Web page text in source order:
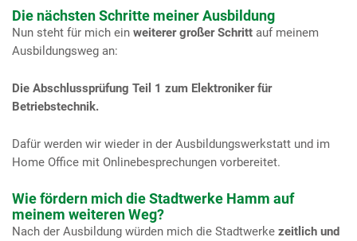
Die nächsten Schritte meiner Ausbildung
Nun steht für mich ein weiterer großer Schritt auf meinem
Ausbildungsweg an:
Die Abschlussprüfung Teil 1 zum Elektroniker für
Betriebstechnik.
Dafür werden wir wieder in der Ausbildungswerkstatt und im
Home Office mit Onlinebesprechungen vorbereitet.
Wie fördern mich die Stadtwerke Hamm auf
meinem weiteren Weg?
Nach der Ausbildung würden mich die Stadtwerke zeitlich und